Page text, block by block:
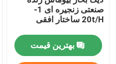
صنعتی زنجیره ای 1-
20t/H ساختار افقی
بهترین قیمت